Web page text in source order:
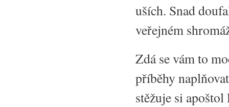
uších. Snad
veřejném
Zdá se vám to
příběhy
stěžuje si